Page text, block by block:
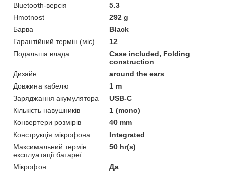
Bluetooth-версія
5.3
Hmotnost
292 g
Барва
Black
Гарантійний термін (міс)
12
Подальша влада
Case included, Folding
construction
Дизайн
around the ears
Довжина кабелю
1 m
Заряджання акумулятора
USB-C
Кількість навушників
1 (mono)
Конвертери розмірів
40 mm
Конструкція мікрофона
Integrated
Максимальний термін
експлуатації батареї
50 hr(s)
Мікрофон
Да